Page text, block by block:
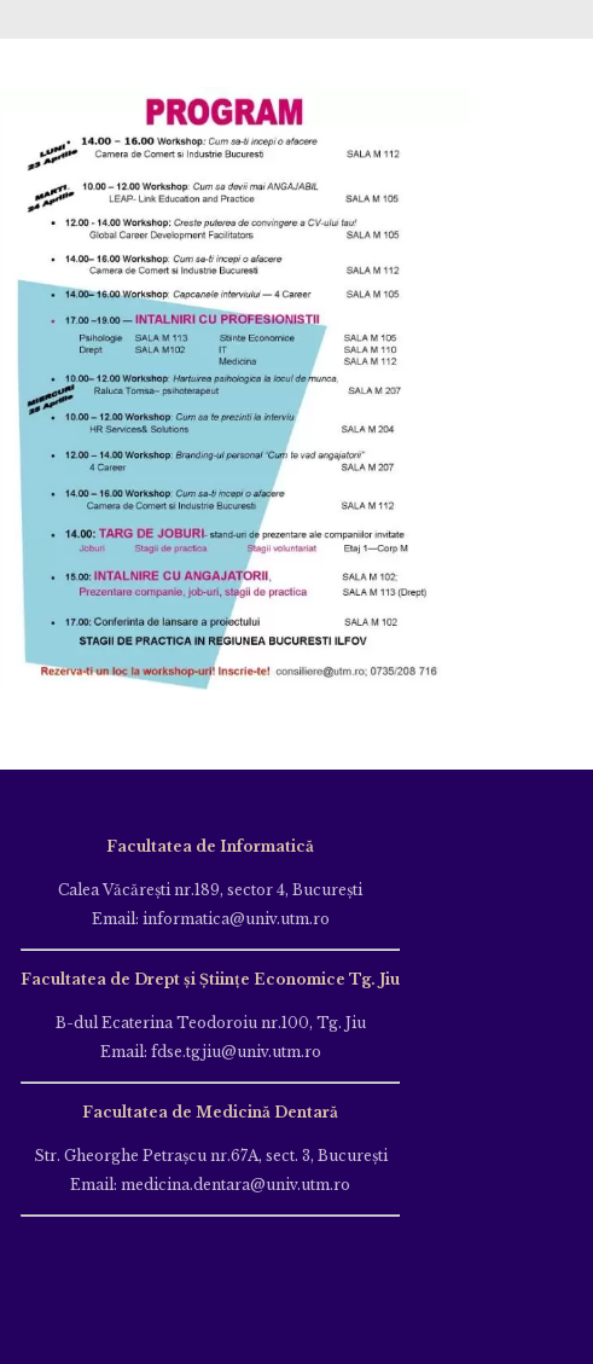
Facultatea de Informatică
Calea Văcăreşti nr.189, sector 4, Bucureşti
Email: informatica@univ.utm.ro
Facultatea de Drept și Științe Economice Tg. Jiu
B-dul Ecaterina Teodoroiu nr.100, Tg. Jiu
Email: fdse.tgjiu@univ.utm.ro
Facultatea de Medicină Dentară
Str. Gheorghe Petraşcu nr.67A, sect. 3, Bucureşti
Email: medicina.dentara@univ.utm.ro